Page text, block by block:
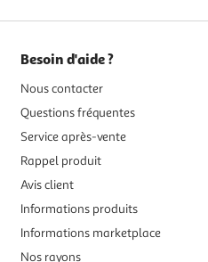
Besoin d'aide ?
Nous contacter
Questions fréquentes
Service après-vente
Rappel produit
Avis client
Informations produits
Informations marketplace
Nos rayons